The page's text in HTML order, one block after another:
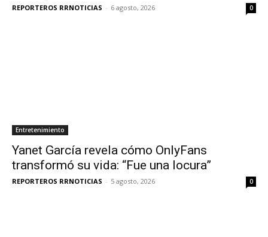
REPORTEROS RRNOTICIAS - 6 agosto, 2026 0
Entretenimiento
Yanet García revela cómo OnlyFans
transformó su vida: “Fue una locura”
REPORTEROS RRNOTICIAS - 5 agosto, 2026 0